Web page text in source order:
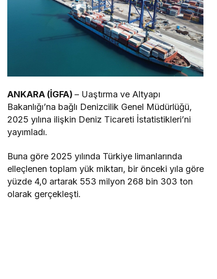
ANKARA (İGFA)– Uaştırma ve Altyapı
Bakanlığı’na bağlı Denizcilik Genel Müdürlüğü,
2025 yılına ilişkin Deniz Ticareti İstatistikleri’ni
yayımladı.
Buna göre 2025 yılında Türkiye limanlarında
elleçlenen toplam yük miktarı, bir önceki yıla göre
yüzde 4,0 artarak 553 milyon 268 bin 303 ton
olarak gerçekleşti.